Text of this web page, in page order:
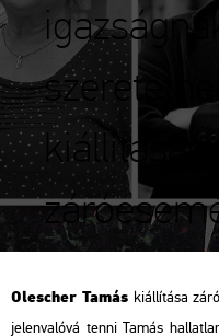
Olescher Tamás ki­ál­lí­tá­sa
je­len­va­ló­vá tenni Tamás